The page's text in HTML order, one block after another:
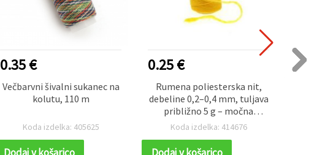
0.35 €
Večbarvni šivalni sukanec na
kolutu, 110 m
Koda izdelka: 405625
Dodaj v košarico
0.25 €
Rumena poliesterska nit,
debeline 0,2–0,4 mm, tuljava
približno 5 g – močna
ustvarjalna vrvica za nizanje
nakita, makrame in vezenje
Koda izdelka: 414676
Dodaj v košarico
1.25